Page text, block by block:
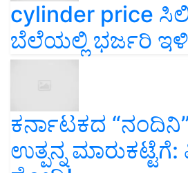
cylinder price
ಬೆಲೆಯಲ್ಲಿ ಭರ್ಜರಿ
ಕರ್ನಾಟಕದ
ಉತ್ಪನ್ನ